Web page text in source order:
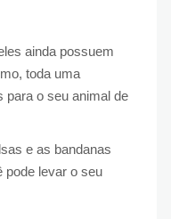
ainda possuem
toda uma
para o seu animal de
e as bandanas
pode levar o seu